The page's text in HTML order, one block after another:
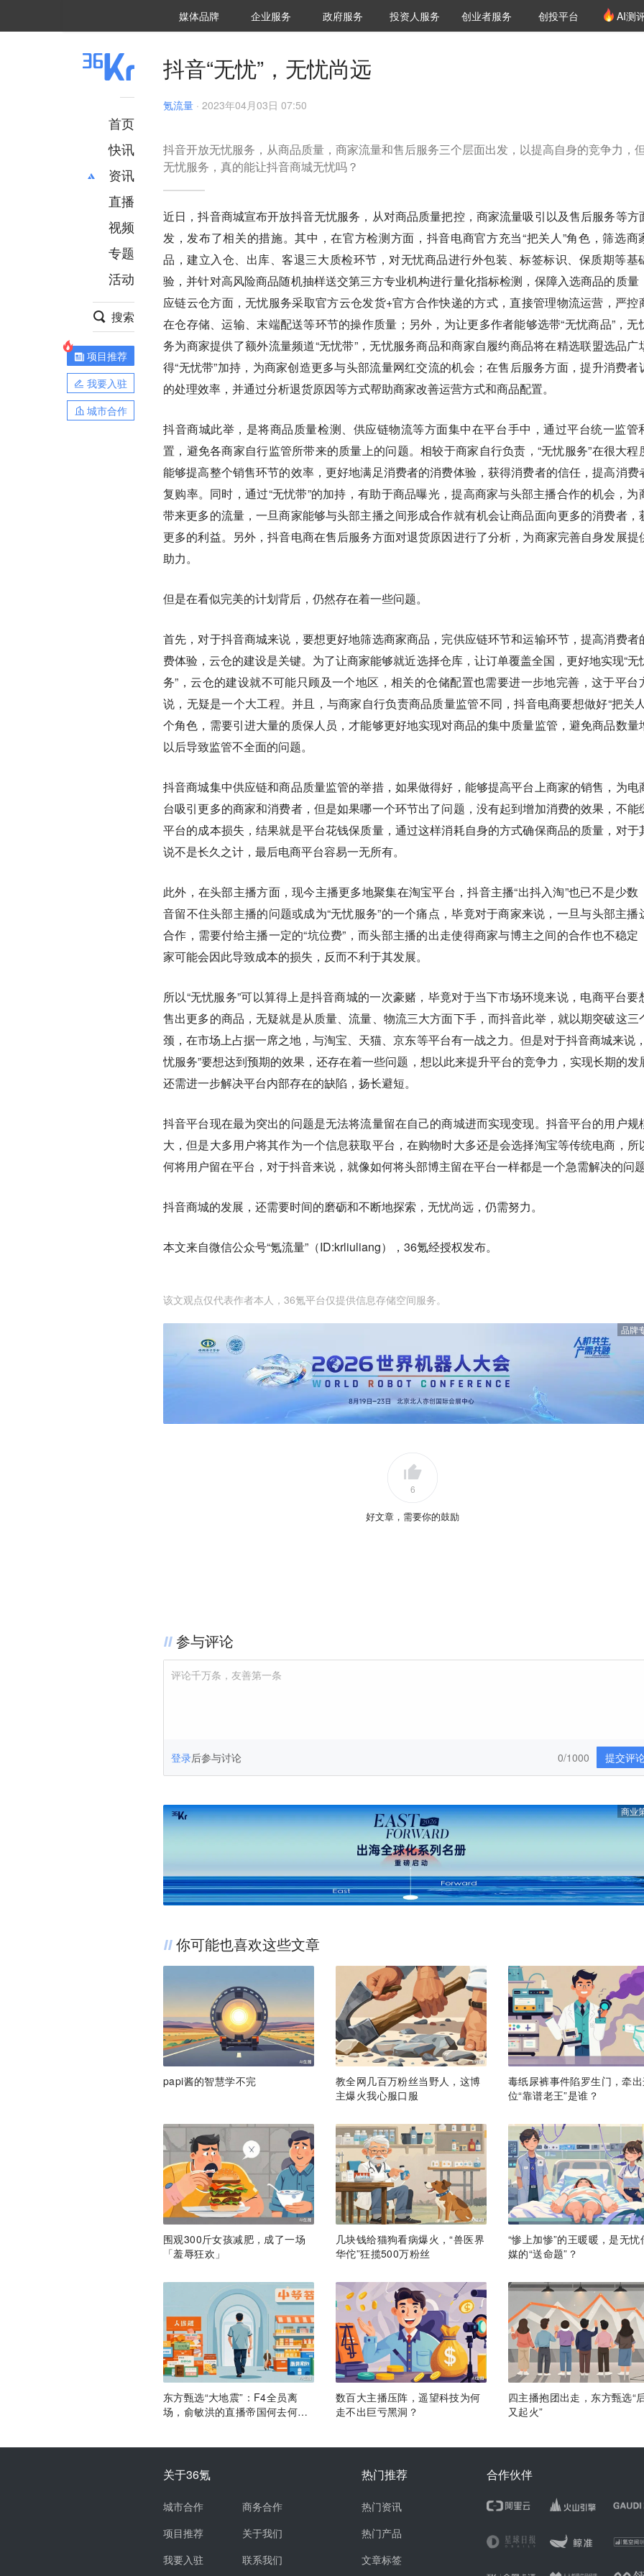
媒体品牌 36Kr研究院
企业服务 城市之窗
政府服务 VClub投资机构库
投资机构职位推介
投资人服务 创投氪堂
创业者服务 创投平台 AI测
首页
快讯
资讯
推荐
财经
项目推荐
安徽
直播
视频
专题
活动
搜索
项目推荐
我要入驻
城市合作
抖音“无忧”，无忧尚远
氪流量 · 2023年04月03日 07:50
抖音开放无忧服务，从商品质量，商家流量和售后服务三个层面出发，以提高自身的竞争力，
无忧服务，真的能让抖音商城无忧吗？
近日，抖音商城宣布开放抖音无忧服务，从对商品质量把控，商家流量吸引以及售后服务等方
发，发布了相关的措施。其中，在官方检测方面，抖音电商官方充当“把关人”角色，筛选商
品，建立入仓、出库、客退三大质检环节，对无忧商品进行外包装、标签标识、保质期等基
验，并针对高风险商品随机抽样送交第三方专业机构进行量化指标检测，保障入选商品的质量
应链云仓方面，无忧服务采取官方云仓发货+官方合作快递的方式，直接管理物流运营，严控
在仓存储、运输、末端配送等环节的操作质量；另外，为让更多作者能够选带“无忧商品”，无
务为商家提供了额外流量频道“无忧带”，无忧服务商品和商家自履约商品将在精选联盟选品广
得“无忧带”加持，为商家创造更多与头部流量网红交流的机会；在售后服务方面，提升消费者
的处理效率，并通过分析退货原因等方式帮助商家改善运营方式和商品配置。
抖音商城此举，是将商品质量检测、供应链物流等方面集中在平台手中，通过平台统一监管
置，避免各商家自行监管所带来的质量上的问题。相较于商家自行负责，“无忧服务”在很大程
能够提高整个销售环节的效率，更好地满足消费者的消费体验，获得消费者的信任，提高消费
复购率。同时，通过“无忧带”的加持，有助于商品曝光，提高商家与头部主播合作的机会，为
带来更多的流量，一旦商家能够与头部主播之间形成合作就有机会让商品面向更多的消费者，
更多的利益。另外，抖音电商在售后服务方面对退货原因进行了分析，为商家完善自身发展提
助力。
但是在看似完美的计划背后，仍然存在着一些问题。
首先，对于抖音商城来说，要想更好地筛选商家商品，完供应链环节和运输环节，提高消费者
费体验，云仓的建设是关键。为了让商家能够就近选择仓库，让订单覆盖全国，更好地实现“无
务”，云仓的建设就不可能只顾及一个地区，相关的仓储配置也需要进一步地完善，这于平台
说，无疑是一个大工程。并且，与商家自行负责商品质量监管不同，抖音电商要想做好“把关
个角色，需要引进大量的质保人员，才能够更好地实现对商品的集中质量监管，避免商品数量
以后导致监管不全面的问题。
抖音商城集中供应链和商品质量监管的举措，如果做得好，能够提高平台上商家的销售，为电
台吸引更多的商家和消费者，但是如果哪一个环节出了问题，没有起到增加消费的效果，不能
平台的成本损失，结果就是平台花钱保质量，通过这样消耗自身的方式确保商品的质量，对于
说不是长久之计，最后电商平台容易一无所有。
此外，在头部主播方面，现今主播更多地聚集在淘宝平台，抖音主播“出抖入淘”也已不是少数
音留不住头部主播的问题或成为“无忧服务”的一个痛点，毕竟对于商家来说，一旦与头部主播
合作，需要付给主播一定的“坑位费”，而头部主播的出走使得商家与博主之间的合作也不稳定
家可能会因此导致成本的损失，反而不利于其发展。
所以“无忧服务”可以算得上是抖音商城的一次豪赌，毕竟对于当下市场环境来说，电商平台要
售出更多的商品，无疑就是从质量、流量、物流三大方面下手，而抖音此举，就以期突破这三
颈，在市场上占据一席之地，与淘宝、天猫、京东等平台有一战之力。但是对于抖音商城来说
忧服务”要想达到预期的效果，还存在着一些问题，想以此来提升平台的竞争力，实现长期的发
还需进一步解决平台内部存在的缺陷，扬长避短。
抖音平台现在最为突出的问题是无法将流量留在自己的商城进而实现变现。抖音平台的用户规
大，但是大多用户将其作为一个信息获取平台，在购物时大多还是会选择淘宝等传统电商，所
何将用户留在平台，对于抖音来说，就像如何将头部博主留在平台一样都是一个急需解决的问
抖音商城的发展，还需要时间的磨砺和不断地探索，无忧尚远，仍需努力。
本文来自微信公众号“氪流量”（ID:krliuliang），36氪经授权发布。
该文观点仅代表作者本人，36氪平台仅提供信息存储空间服务。
品牌
6
好文章，需要你的鼓励
参与评论
评论千万条，友善第一条
登录后参与讨论 提交评
0/1000
商业
你可能也喜欢这些文章
papi酱的智慧学不完
教全网几百万粉丝当野人，这博
主爆火我心服口服
毒纸尿裤事件陷罗生门，牵
位“靠谱老王”是谁？
围观300斤女孩减肥，成了一场
「羞辱狂欢」
几块钱给猫狗看病爆火，“兽医界
华佗”狂揽500万粉丝
“惨上加惨”的王暖暖，是无忧
媒的“送命题”？
东方甄选“大地震”：F4全员离
场，俞敏洪的直播帝国何去何
数百大主播压阵，遥望科技为何
走不出巨亏黑洞？
四主播抱团出走，东方甄选“
又起火”
关于36氪
城市合作
项目推荐
我要入驻
商务合作
关于我们
联系我们
热门推荐
热门资讯
热门产品
文章标签
合作伙伴